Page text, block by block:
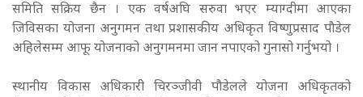
समिति सक्रिय छैन । एक वर्षअघि सरुवा भएर म्याग्दीमा आएका
जिविसका योजना अनुगमन तथा प्रशासकीय अधिकृत विष्णुप्रसाद पौडेल
अहिलेसम्म आफू योजनाको अनुगमनमा जान नपाएको गुनासो गर्नुभयो ।
स्थानीय विकास अधिकारी चिरञ्जीवी पौडेलले योजना अधिकृतको